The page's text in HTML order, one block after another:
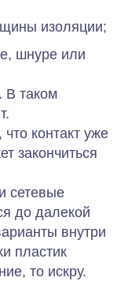
изоляции;
шнуре или
В таком
контакт уже
закончиться
сетевые
до далекой
внутри
пластик
то искру.